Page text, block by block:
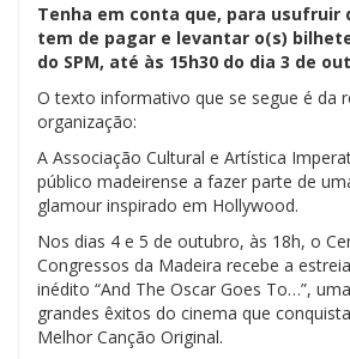
Tenha em conta que, para usufruir
tem de pagar e levantar o(s)
do SPM, até às 15h30 do dia 3 de
O texto informativo que se segue é da
organização:
A Associação Cultural e Artística
público madeirense a fazer parte de
glamour inspirado em Hollywood.
Nos dias 4 e 5 de outubro, às 18h, o
Congressos da Madeira recebe a
inédito “And The Oscar Goes To…”,
grandes êxitos do cinema que
Melhor Canção Original.